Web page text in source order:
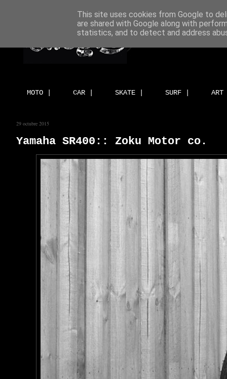
MOTO | CAR | SKATE | SURF |
29 octubre 2015
Yamaha SR400:: Zoku Motor co.
This site uses cookies from Google to
are shared with Google along with
statistics, and to detect and address